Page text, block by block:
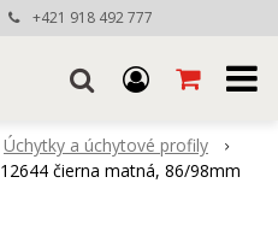
+421 918 492 777
Úchytky a úchytové profily
čierna matná, 86/98mm